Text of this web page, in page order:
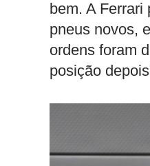
bem. A
pneus novos,
ordens foram
posição